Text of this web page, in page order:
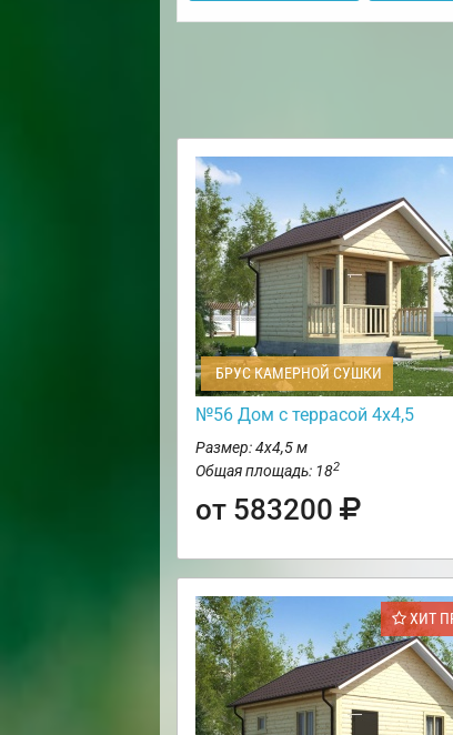
БРУС КАМЕРНОЙ СУШКИ
№56 Дом с террасой 4х4,5
Размер: 4х4,5 м
Общая площадь: 182
от 583200
ХИТ